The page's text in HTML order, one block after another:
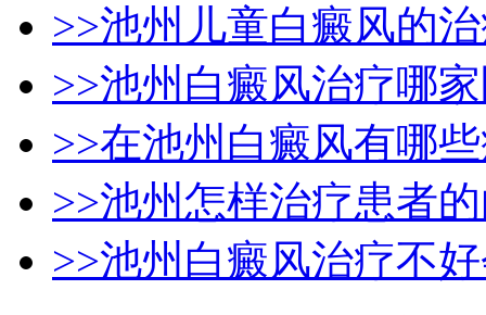
>>池州儿童白癜风的
>>池州白癜风治疗哪
>>在池州白癜风有哪
>>池州怎样治疗患者
>>池州白癜风治疗不